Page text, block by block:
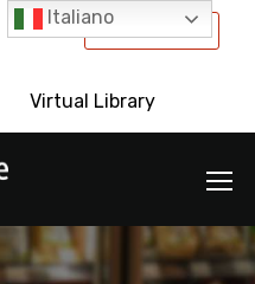
International
Virtual Library
Italiano